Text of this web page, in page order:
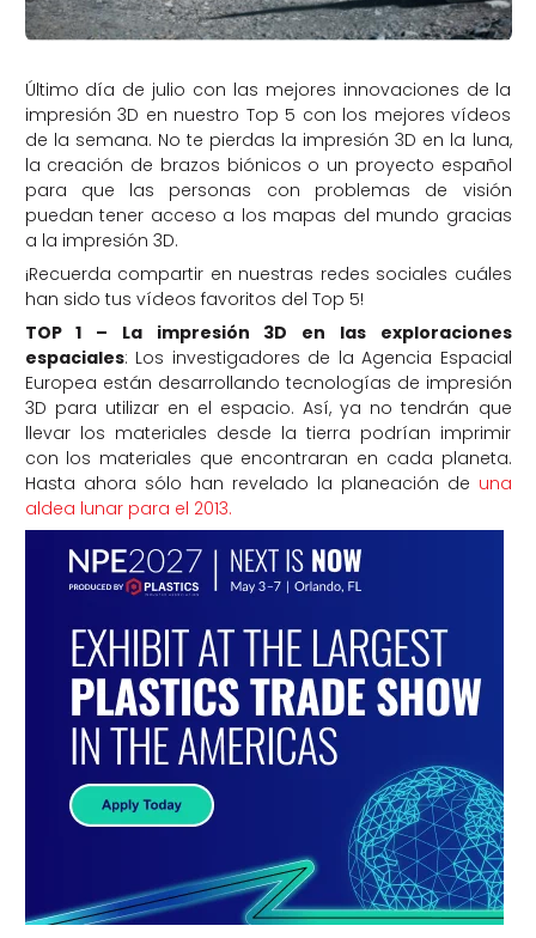
Último día de julio con las mejores innovaciones de la
impresión 3D en nuestro Top 5 con los mejores vídeos
de la semana. No te pierdas la impresión 3D en la luna,
la creación de brazos biónicos o un proyecto español
para que las personas con problemas de visión
puedan tener acceso a los mapas del mundo gracias
a la impresión 3D.
¡Recuerda compartir en nuestras redes sociales cuáles
han sido tus vídeos favoritos del Top 5!
TOP 1 – La impresión 3D en las exploraciones
espaciales: Los investigadores de la Agencia Espacial
Europea están desarrollando tecnologías de impresión
3D para utilizar en el espacio. Así, ya no tendrán que
llevar los materiales desde la tierra podrían imprimir
con los materiales que encontraran en cada planeta.
Hasta ahora sólo han revelado la planeación de una
aldea lunar para el 2013.